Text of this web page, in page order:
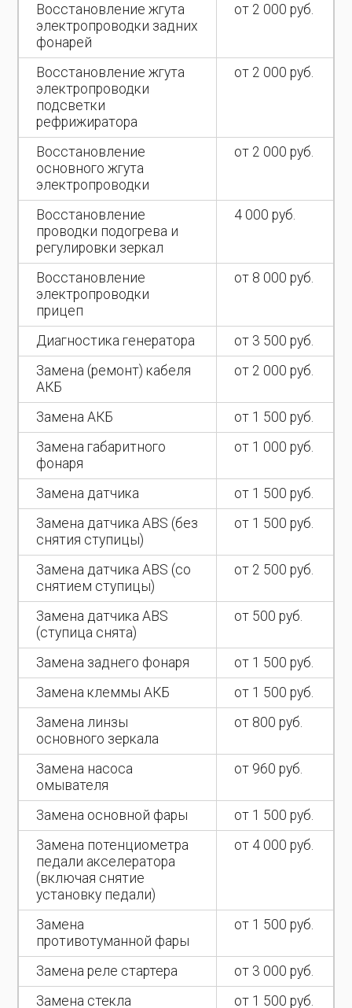
Восстановление жгута
электропроводки задних
фонарей
от 2 000 руб.
Восстановление жгута
электропроводки
подсветки
рефрижиратора
от 2 000 руб.
Восстановление
основного жгута
электропроводки
от 2 000 руб.
Восстановление
проводки подогрева и
регулировки зеркал
4 000 руб.
Восстановление
электропроводки
прицеп
от 8 000 руб.
Диагностика генератора
от 3 500 руб.
Замена (ремонт) кабеля
АКБ
от 2 000 руб.
Замена АКБ
от 1 500 руб.
Замена габаритного
фонаря
от 1 000 руб.
Замена датчика
от 1 500 руб.
Замена датчика ABS (без
снятия ступицы)
от 1 500 руб.
Замена датчика ABS (со
снятием ступицы)
от 2 500 руб.
Замена датчика ABS
(ступица снята)
от 500 руб.
Замена заднего фонаря
от 1 500 руб.
Замена клеммы АКБ
от 1 500 руб.
Замена линзы
основного зеркала
от 800 руб.
Замена насоса
омывателя
от 960 руб.
Замена основной фары
от 1 500 руб.
Замена потенциометра
педали акселератора
(включая снятие
установку педали)
от 4 000 руб.
Замена
противотуманной фары
от 1 500 руб.
Замена реле стартера
от 3 000 руб.
Замена стекла
от 1 500 руб.